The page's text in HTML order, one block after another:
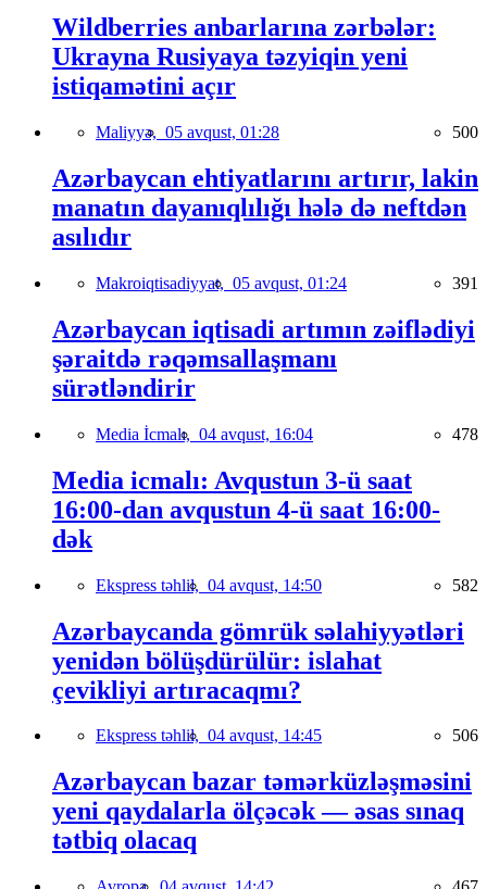
Wildberries anbarlarına zərbələr:
Ukrayna Rusiyaya təzyiqin yeni
istiqamətini açır
Maliyyə, 05 avqust, 01:28 500
Azərbaycan ehtiyatlarını artırır, lakin
manatın dayanıqlılığı hələ də neftdən
asılıdır
Makroiqtisadiyyat, 05 avqust, 01:24 391
Azərbaycan iqtisadi artımın zəiflədiyi
şəraitdə rəqəmsallaşmanı
sürətləndirir
Media İcmalı, 04 avqust, 16:04 478
Media icmalı: Avqustun 3-ü saat
16:00-dan avqustun 4-ü saat 16:00-
dək
Ekspress təhlil, 04 avqust, 14:50 582
Azərbaycanda gömrük səlahiyyətləri
yenidən bölüşdürülür: islahat
çevikliyi artıracaqmı?
Ekspress təhlil, 04 avqust, 14:45 506
Azərbaycan bazar təmərküzləşməsini
yeni qaydalarla ölçəcək — əsas sınaq
tətbiq olacaq